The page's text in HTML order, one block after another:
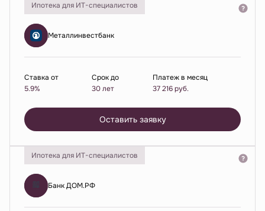
Ипотека для ИТ-специалистов
Металлинвестбанк
Ставка от
5.9%
Срок до
30 лет
Платеж в месяц
37 216руб.
Оставить заявку
Ипотека для ИТ-специалистов
Банк ДОМ.РФ